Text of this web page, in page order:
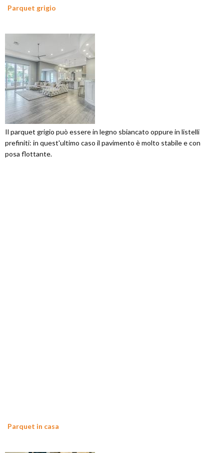
Parquet grigio
Il parquet grigio può essere in legno sbiancato oppure in listelli
prefiniti: in quest'ultimo caso il pavimento è molto stabile e con
posa flottante.
Parquet in casa